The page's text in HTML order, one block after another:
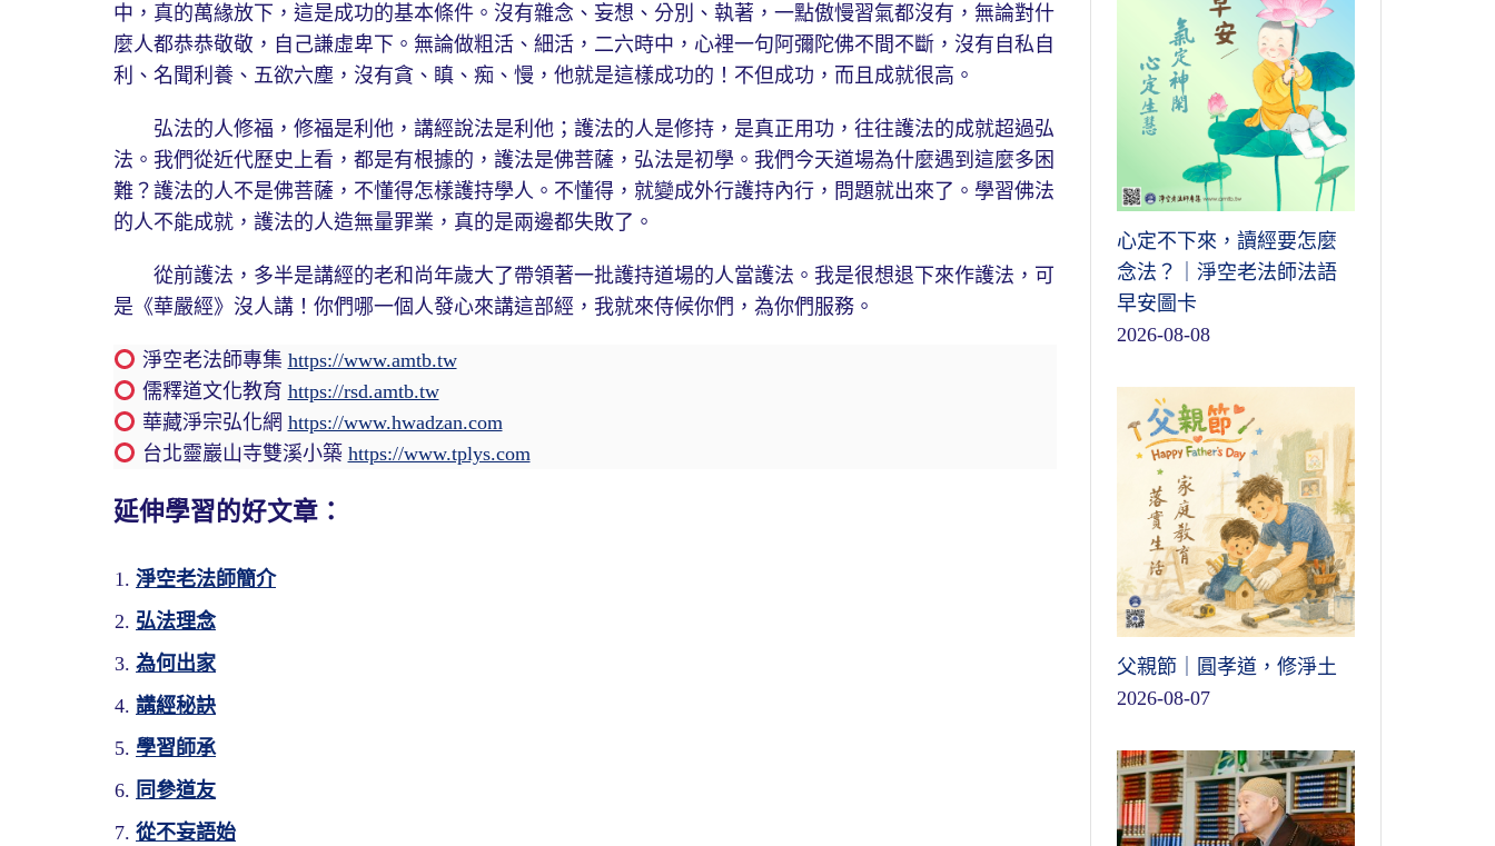
中，真的萬緣放下，這是成功的基本條件。沒有雜念、妄想、分別、執著，一點傲慢習氣都沒有，無論對什
麼人都恭恭敬敬，自己謙虛卑下。無論做粗活、細活，二六時中，心裡一句阿彌陀佛不間不斷，沒有自私自
利、名聞利養、五欲六塵，沒有貪、瞋、痴、慢，他就是這樣成功的！不但成功，而且成就很高。
弘法的人修福，修福是利他，講經說法是利他；護法的人是修持，是真正用功，往往護法的成就超過弘
法。我們從近代歷史上看，都是有根據的，護法是佛菩薩，弘法是初學。我們今天道場為什麼遇到這麼多困
難？護法的人不是佛菩薩，不懂得怎樣護持學人。不懂得，就變成外行護持內行，問題就出來了。學習佛法
的人不能成就，護法的人造無量罪業，真的是兩邊都失敗了。
從前護法，多半是講經的老和尚年歲大了帶領著一批護持道場的人當護法。我是很想退下來作護法，可
是《華嚴經》沒人講！你們哪一個人發心來講這部經，我就來侍候你們，為你們服務。
淨空老法師專集 https://www.amtb.tw
儒釋道文化教育 https://rsd.amtb.tw
華藏淨宗弘化網 https://www.hwadzan.com
台北靈巖山寺雙溪小築 https://www.tplys.com
延伸學習的好文章：
淨空老法師簡介
弘法理念
為何出家
講經秘訣
學習師承
同參道友
從不妄語始
心定不下來，讀經要怎麼
念法？｜淨空老法師法語
早安圖卡
2026-08-08
父親節｜圓孝道，修淨土
2026-08-07